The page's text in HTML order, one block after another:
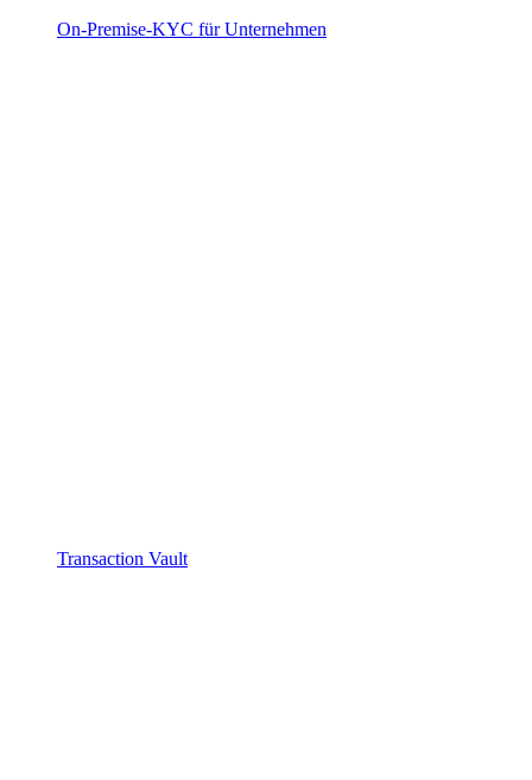
On-Premise-KYC für Unternehmen
Transaction Vault